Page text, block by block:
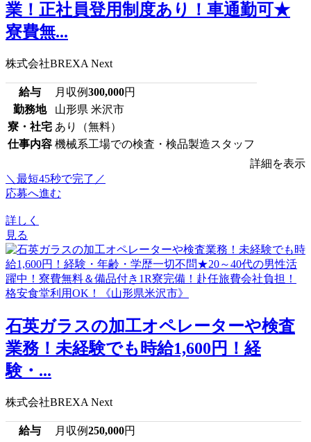
業！正社員登用制度あり！車通勤可★
寮費無...
株式会社BREXA Next
給与 月収例300,000円
勤務地
山形県 米沢市
寮・社宅 あり（無料）
仕事内容 機械系工場での検査・検品製造スタッフ
詳細を表示
＼最短45秒で完了／
応募へ進む
詳しく
見る
石英ガラスの加工オペレーターや検査
業務！未経験でも時給1,600円！経
験・...
株式会社BREXA Next
給与 月収例250,000円